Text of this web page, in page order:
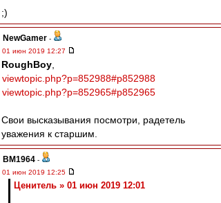
;)
NewGamer -
01 июн 2019 12:27
RoughBoy
viewtopic.php?p=852988#p852988
viewtopic.php?p=852965#p852965
Свои высказывания посмотри, радетель
уважения к старшим.
BM1964 -
01 июн 2019 12:25
Ценитель » 01 июн 2019 12:01